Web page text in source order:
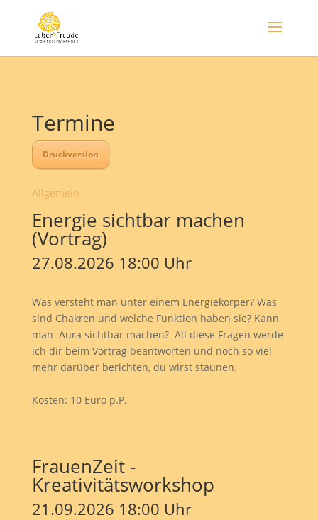
Termine
Druckversion
Allgemein
Energie sichtbar machen
(Vortrag)
27.08.2026 18:00 Uhr
Was versteht man unter einem Energiekörper? Was
sind Chakren und welche Funktion haben sie? Kann
man Aura sichtbar machen? All diese Fragen werde
ich dir beim Vortrag beantworten und noch so viel
mehr darüber berichten, du wirst staunen.
Kosten: 10 Euro p.P.
FrauenZeit -
Kreativitätsworkshop
21.09.2026 18:00 Uhr